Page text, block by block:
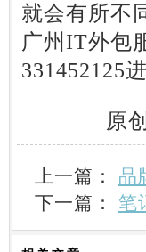
就会有所不
广州IT外包
331452125
原
上一篇： 品
下一篇： 笔